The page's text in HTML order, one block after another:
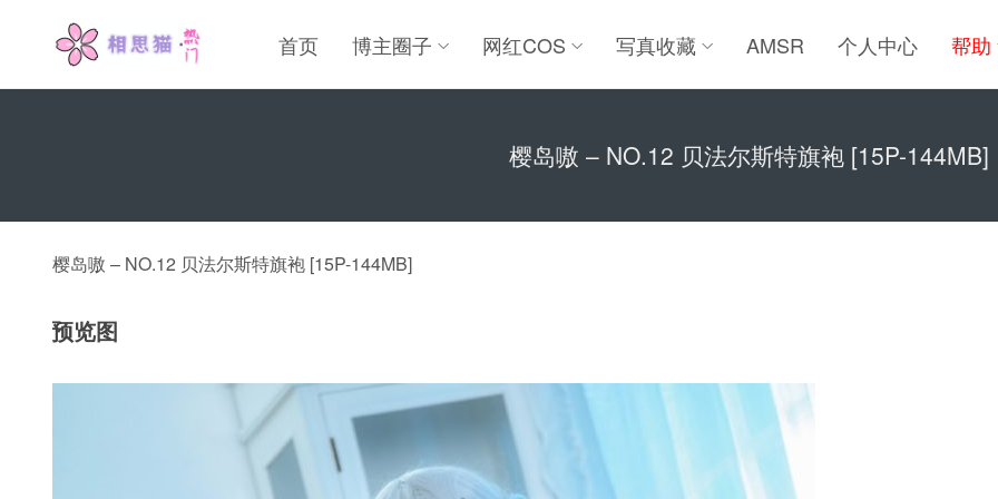
首页 博主圈子 网红COS 写真收藏 AMSR 个人中心 帮助
樱岛嗷 – NO.12 贝法尔斯特旗袍 [15P-144MB]
樱岛嗷 – NO.12 贝法尔斯特旗袍 [15P-144MB]
预览图